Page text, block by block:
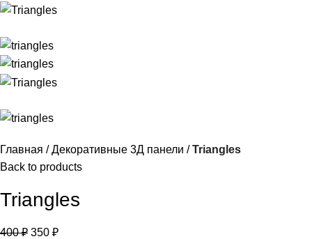
Главная Декоративные 3Д панели
Triangles
Back to products
Triangles
400₽ 350 ₽